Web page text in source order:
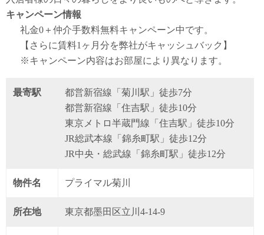
キャンペーン情報
礼金0 ＋仲介手数料無料キャンペーン中です。
【さらに賃料1ヶ月分を弊社がキャッシュバック】
※キャンペーン内容はお部屋により異なります。
最寄駅
都営新宿線「菊川駅」徒歩7分
都営新宿線「住吉駅」徒歩10分
東京メトロ半蔵門線「住吉駅」徒歩10分
JR総武本線「錦糸町駅」徒歩12分
JR中央・総武線「錦糸町駅」徒歩12分
物件名 プライマル菊川
所在地 東京都墨田区立川4-14-9